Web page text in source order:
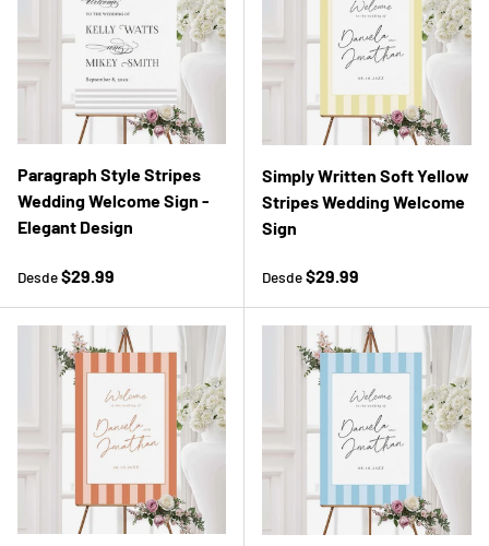
Paragraph Style Stripes
Wedding Welcome Sign -
Elegant Design
Precio normal
Desde$29.99
Simply Written Soft Yellow
Stripes Wedding Welcome
Sign
Precio normal
Desde$29.99